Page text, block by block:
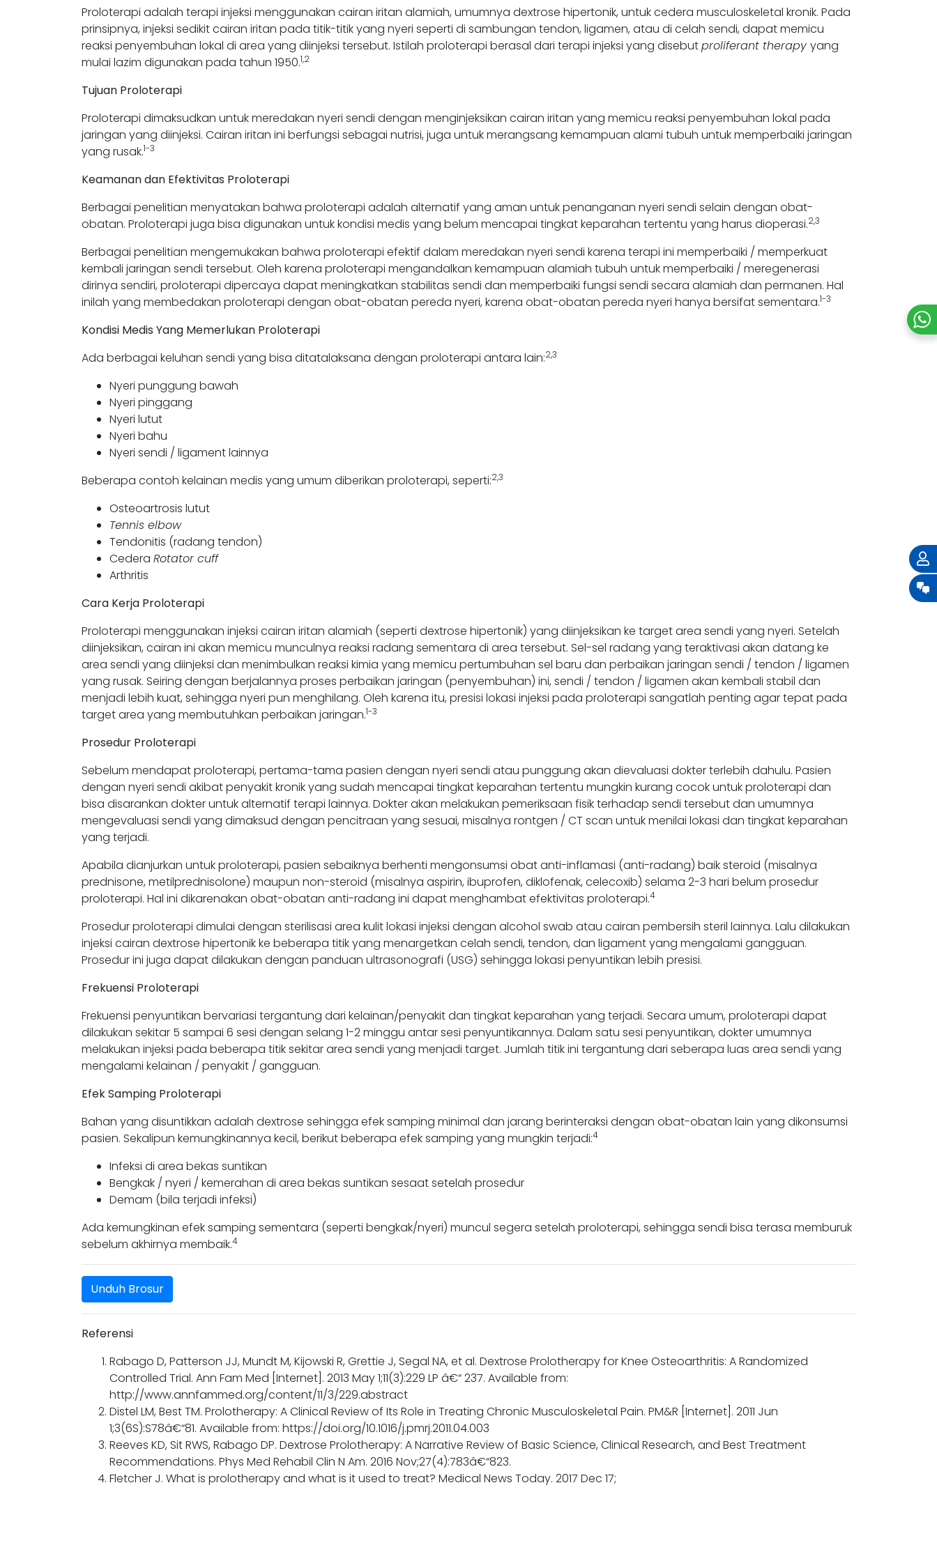
Proloterapi adalah terapi injeksi menggunakan cairan iritan alamiah, umumnya dextrose hipertonik, untuk cedera musculoskeletal kronik. Pada
prinsipnya, injeksi sedikit cairan iritan pada titik-titik yang nyeri seperti di sambungan tendon, ligamen, atau di celah sendi, dapat memicu
reaksi penyembuhan lokal di area yang diinjeksi tersebut. Istilah proloterapi berasal dari terapi injeksi yang disebutproliferant therapy yang
mulai lazim digunakan pada tahun 1950.1,2
Tujuan Proloterapi
Proloterapi dimaksudkan untuk meredakan nyeri sendi dengan menginjeksikan cairan iritan yang memicu reaksi penyembuhan lokal pada
jaringan yang diinjeksi. Cairan iritan ini berfungsi sebagai nutrisi, juga untuk merangsang kemampuan alami tubuh untuk memperbaiki jaringan
yang rusak.1-3
Keamanan dan Efektivitas Proloterapi
Berbagai penelitian menyatakan bahwa proloterapi adalah alternatif yang aman untuk penanganan nyeri sendi selain dengan obat-
obatan. Proloterapi juga bisa digunakan untuk kondisi medis yang belum mencapai tingkat keparahan tertentu yang harus dioperasi.2,3
Berbagai penelitian mengemukakan bahwa proloterapi efektif dalam meredakan nyeri sendi karena terapi ini memperbaiki / memperkuat
kembali jaringan sendi tersebut. Oleh karena proloterapi mengandalkan kemampuan alamiah tubuh untuk memperbaiki / meregenerasi
dirinya sendiri, proloterapi dipercaya dapat meningkatkan stabilitas sendi dan memperbaiki fungsi sendi secara alamiah dan permanen. Hal
inilah yang membedakan proloterapi dengan obat-obatan pereda nyeri, karena obat-obatan pereda nyeri hanya bersifat sementara.1-3
Kondisi Medis Yang Memerlukan Proloterapi
Ada berbagai keluhan sendi yang bisa ditatalaksana dengan proloterapi antara lain:2,3
Nyeri punggung bawah
Nyeri pinggang
Nyeri lutut
Nyeri bahu
Nyeri sendi / ligament lainnya
Beberapa contoh kelainan medis yang umum diberikan proloterapi, seperti:2,3
Osteoartrosis lutut
Tennis elbow
Tendonitis (radang tendon)
Cedera Rotator cuff
Arthritis
Cara Kerja Proloterapi
Proloterapi menggunakan injeksi cairan iritan alamiah (seperti dextrose hipertonik) yang diinjeksikan ke target area sendi yang nyeri. Setelah
diinjeksikan, cairan ini akan memicu munculnya reaksi radang sementara di area tersebut. Sel-sel radang yang teraktivasi akan datang ke
area sendi yang diinjeksi dan menimbulkan reaksi kimia yang memicu pertumbuhan sel baru dan perbaikan jaringan sendi / tendon / ligamen
yang rusak. Seiring dengan berjalannya proses perbaikan jaringan (penyembuhan) ini, sendi / tendon / ligamen akan kembali stabil dan
menjadi lebih kuat, sehingga nyeri pun menghilang. Oleh karena itu, presisi lokasi injeksi pada proloterapi sangatlah penting agar tepat pada
target area yang membutuhkan perbaikan jaringan.1-3
Prosedur Proloterapi
Sebelum mendapat proloterapi, pertama-tama pasien dengan nyeri sendi atau punggung akan dievaluasi dokter terlebih dahulu. Pasien
dengan nyeri sendi akibat penyakit kronik yang sudah mencapai tingkat keparahan tertentu mungkin kurang cocok untuk proloterapi dan
bisa disarankan dokter untuk alternatif terapi lainnya. Dokter akan melakukan pemeriksaan fisik terhadap sendi tersebut dan umumnya
mengevaluasi sendi yang dimaksud dengan pencitraan yang sesuai, misalnya rontgen / CT scan untuk menilai lokasi dan tingkat keparahan
yang terjadi.
Apabila dianjurkan untuk proloterapi, pasien sebaiknya berhenti mengonsumsi obat anti-inflamasi (anti-radang) baik steroid (misalnya
prednisone, metilprednisolone) maupun non-steroid (misalnya aspirin, ibuprofen, diklofenak, celecoxib) selama 2-3 hari belum prosedur
proloterapi. Hal ini dikarenakan obat-obatan anti-radang ini dapat menghambat efektivitas proloterapi.4
Prosedur proloterapi dimulai dengan sterilisasi area kulit lokasi injeksi dengan alcohol swab atau cairan pembersih steril lainnya. Lalu dilakukan
injeksi cairan dextrose hipertonik ke beberapa titik yang menargetkan celah sendi, tendon, dan ligament yang mengalami gangguan.
Prosedur ini juga dapat dilakukan dengan panduan ultrasonografi (USG) sehingga lokasi penyuntikan lebih presisi.
Frekuensi Proloterapi
Frekuensi penyuntikan bervariasi tergantung dari kelainan/penyakit dan tingkat keparahan yang terjadi. Secara umum, proloterapi dapat
dilakukan sekitar 5 sampai 6 sesi dengan selang 1-2 minggu antar sesi penyuntikannya. Dalam satu sesi penyuntikan, dokter umumnya
melakukan injeksi pada beberapa titik sekitar area sendi yang menjadi target. Jumlah titik ini tergantung dari seberapa luas area sendi yang
mengalami kelainan / penyakit / gangguan.
Efek Samping Proloterapi
Bahan yang disuntikkan adalah dextrose sehingga efek samping minimal dan jarang berinteraksi dengan obat-obatan lain yang dikonsumsi
pasien. Sekalipun kemungkinannya kecil, berikut beberapa efek samping yang mungkin terjadi:4
Infeksi di area bekas suntikan
Bengkak / nyeri / kemerahan di area bekas suntikan sesaat setelah prosedur
Demam (bila terjadi infeksi)
Ada kemungkinan efek samping sementara (seperti bengkak/nyeri) muncul segera setelah proloterapi, sehingga sendi bisa terasa memburuk
sebelum akhirnya membaik.4
Unduh Brosur
Referensi
Rabago D, Patterson JJ, Mundt M, Kijowski R, Grettie J, Segal NA, et al. Dextrose Prolotherapy for Knee Osteoarthritis: A Randomized
Controlled Trial. Ann Fam Med [Internet]. 2013 May 1;11(3):229 LP â€“ 237. Available from:
http://www.annfammed.org/content/11/3/229.abstract
Distel LM, Best TM. Prolotherapy: A Clinical Review of Its Role in Treating Chronic Musculoskeletal Pain. PM&R [Internet]. 2011 Jun
1;3(6S):S78â€“81. Available from: https://doi.org/10.1016/j.pmrj.2011.04.003
Reeves KD, Sit RWS, Rabago DP. Dextrose Prolotherapy: A Narrative Review of Basic Science, Clinical Research, and Best Treatment
Recommendations. Phys Med Rehabil Clin N Am. 2016 Nov;27(4):783â€“823.
Fletcher J. What is prolotherapy and what is it used to treat? Medical News Today. 2017 Dec 17;